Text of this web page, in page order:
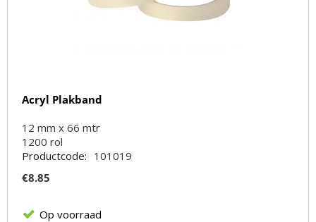
Acryl Plakband
12 mm x 66 mtr
1200 rol
Productcode: 101019
€8.85
Op voorraad